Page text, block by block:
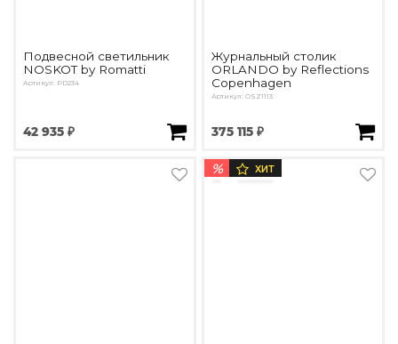
Подвесной светильник
NOSKOT by Romatti
Артикул: PD234
42 935 ₽
Журнальный столик
ORLANDO by Reflections
Copenhagen
Артикул: OSZ1113
375 115 ₽
% ХИТ